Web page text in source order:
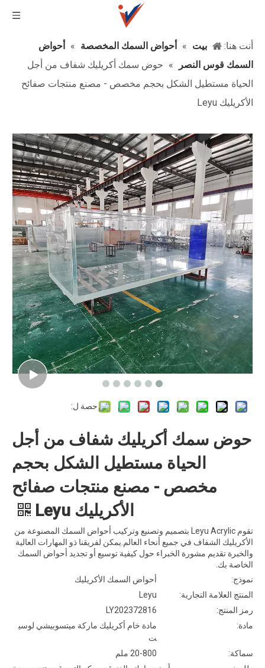
أنت هنا: بيت » أحواض السمك المخصصة »
أحواض
السمك قوس النصر
» حوض سمك أكريليك شفاف من أجل
الحياة مستطيل الشكل بحجم مخصص - مصنع منتجات صفائح
الأكريليك Leyu
حصة ل:
حوض سمك أكريليك شفاف من أجل
الحياة مستطيل الشكل بحجم
مخصص - مصنع منتجات صفائح
الأكريليك Leyu
تقوم Leyu Acrylic بتصميم وتصنيع وتركيب أحواض السمك المصنوعة من
الأكريليك الشفاف في جميع أنحاء العالم.يمكن لفريقنا ذو المهارات العالية
والخبرة تقديم مشورة الخبراء حول كيفية توسيع أو تجديد أحواض السمك
الخاصة بك.
نموذج:
أحواض السمك الأكريليك
المنتج العلامة التجارية:
Leyu
رمز المنتج:
LY202372816
مادة:
مادة خام أكريليك ماركة ميتسوبيشي لوسي
ت
سماكة:
20-800 ملم